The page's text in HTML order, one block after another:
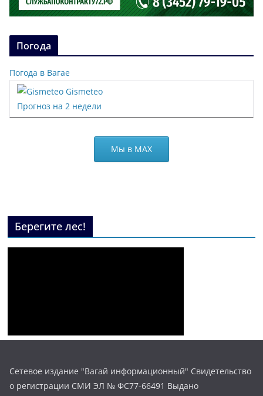
Погода
Погода в Вагае
Gismeteo
Прогноз на 2 недели
Мы в МАХ
Берегите лес!
Сетевое издание "Вагай информационный" Свидетельство
о регистрации СМИ ЭЛ № ФС77-66491 Выдано